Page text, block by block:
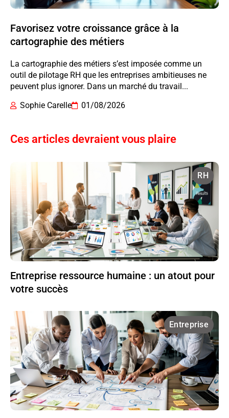
Favorisez votre croissance grâce à la
cartographie des métiers
La cartographie des métiers s’est imposée comme un
outil de pilotage RH que les entreprises ambitieuses ne
peuvent plus ignorer. Dans un marché du travail...
Sophie Carelle
01/08/2026
Ces articles devraient vous plaire
RH
Entreprise ressource humaine : un atout pour
votre succès
Entreprise